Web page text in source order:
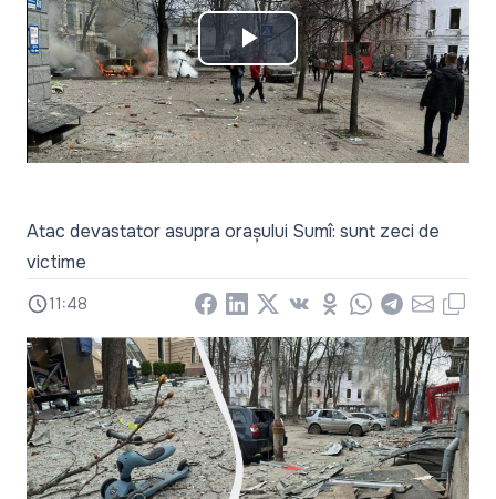
Play
Video
Atac devastator asupra orașului Sumî: sunt zeci de
victime
11:48 Facebook
LinkedIn
X Vkontakte
Odnoklassniki
WhatsApp
Telegram
EmailCopy